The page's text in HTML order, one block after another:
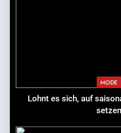
MODE
Lohnt es sich, auf